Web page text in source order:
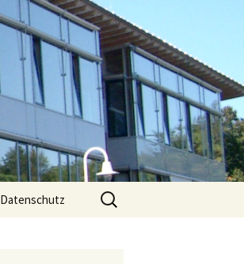
Datenschutz
Suchen
nach: